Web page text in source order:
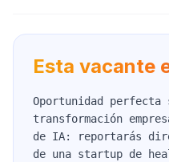
Esta vacante
Oportunidad
transformación
de IA: reportarás
de una startup de